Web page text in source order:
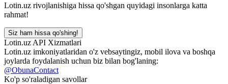
Lotin.uz rivojlanishiga hissa qo'shgan quyidagi insonlarga katta
rahmat!
Siz ham hissa qo'shing!
Lotin.uz API Xizmatlari
Lotin.uz imkoniyatlaridan o'z vebsaytingiz, mobil ilova va boshqa
joylarda foydalanish uchun biz bilan bog'laning:
@ObunaContact
Ko'p so'raladigan savollar